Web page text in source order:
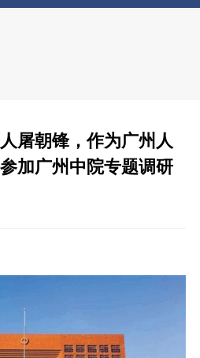
屠朝锋，作为广州人
加广州中院专题调研